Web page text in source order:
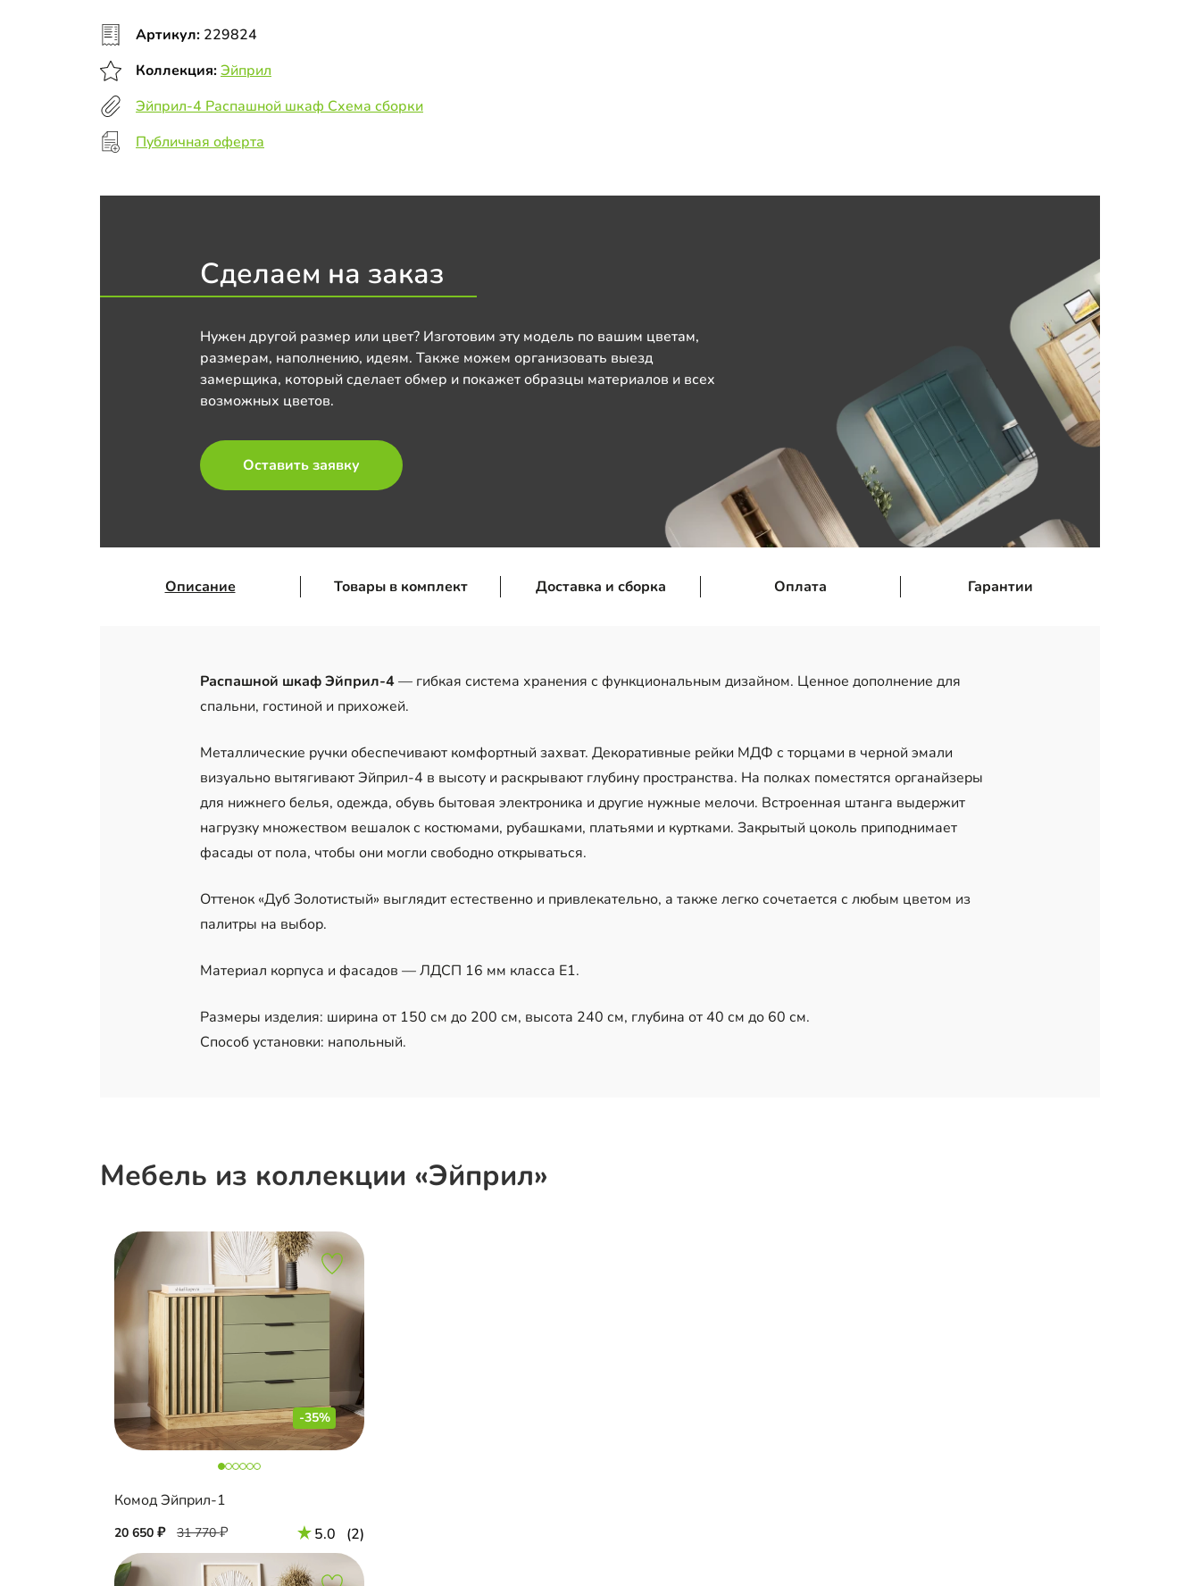
Артикул: 229824
Коллекция:Эйприл
Эйприл-4 Распашной шкаф Схема сборки
Публичная оферта
Сделаем на заказ
Нужен другой размер или цвет? Изготовим эту модель по вашим цветам,
размерам, наполнению, идеям. Также можем организовать выезд
замерщика, который сделает обмер и покажет образцы материалов и всех
возможных цветов.
Оставить заявку
Описание Товары в комплект Доставка и сборка Оплата Гарантии
Распашной шкаф Эйприл-4— гибкая система хранения с функциональным дизайном. Ценное дополнение для
спальни, гостиной и прихожей.
Металлические ручки обеспечивают комфортный захват. Декоративные рейки МДФ с торцами в черной эмали
визуально вытягивают Эйприл-4 в высоту и раскрывают глубину пространства. На полках поместятся органайзеры
для нижнего белья, одежда, обувь бытовая электроника и другие нужные мелочи. Встроенная штанга выдержит
нагрузку множеством вешалок с костюмами, рубашками, платьями и куртками. Закрытый цоколь приподнимает
фасады от пола, чтобы они могли свободно открываться.
Оттенок «Дуб Золотистый» выглядит естественно и привлекательно, а также легко сочетается с любым цветом из
палитры на выбор.
Материал корпуса и фасадов — ЛДСП 16 мм класса Е1.
Размеры изделия: ширина от 150 см до 200 см, высота 240 см, глубина от 40 см до 60 см.
Способ установки: напольный.
Мебель из коллекции «Эйприл»
-35%
Комод Эйприл-1
20 650 31 770 5.0 (2)